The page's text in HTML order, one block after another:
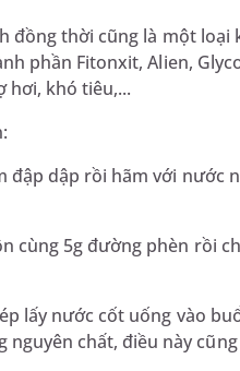
đồng thời cũng là một
phần Fitonxit, Alien,
hơi, khó tiêu,...
đập dập rồi hãm với nước
cùng 5g đường phèn rồi
lấy nước cốt uống vào
chất, điều này